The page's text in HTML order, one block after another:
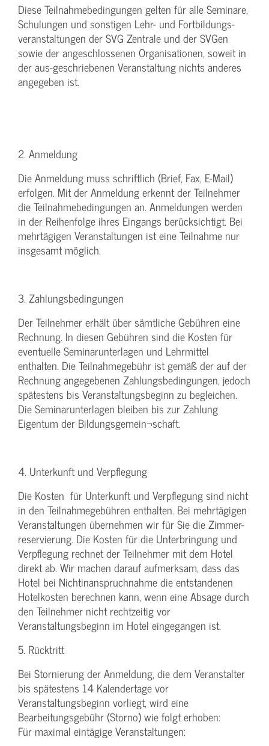
Diese Teilnahmebedingungen gelten für alle Seminare,
Schulungen und sonstigen Lehr- und Fortbildungs-
veranstaltungen der SVG Zentrale und der SVGen
sowie der angeschlossenen Organisationen, soweit in
der aus-geschriebenen Veranstaltung nichts anderes
angegeben ist.
2. Anmeldung
Die Anmeldung muss schriftlich (Brief, Fax, E-Mail)
erfolgen. Mit der Anmeldung erkennt der Teilnehmer
die Teilnahmebedingungen an. Anmeldungen werden
in der Reihenfolge ihres Eingangs berücksichtigt. Bei
mehrtägigen Veranstaltungen ist eine Teilnahme nur
insgesamt möglich.
3. Zahlungsbedingungen
Der Teilnehmer erhält über sämtliche Gebühren eine
Rechnung. In diesen Gebühren sind die Kosten für
eventuelle Seminarunterlagen und Lehrmittel
enthalten. Die Teilnahmegebühr ist gemäß der auf der
Rechnung angegebenen Zahlungsbedingungen, jedoch
spätestens bis Veranstaltungsbeginn zu begleichen.
Die Seminarunterlagen bleiben bis zur Zahlung
Eigentum der Bildungsgemein¬schaft.
4. Unterkunft und Verpflegung
Die Kosten für Unterkunft und Verpflegung sind nicht
in den Teilnahmegebühren enthalten. Bei mehrtägigen
Veranstaltungen übernehmen wir für Sie die Zimmer-
reservierung. Die Kosten für die Unterbringung und
Verpflegung rechnet der Teilnehmer mit dem Hotel
direkt ab. Wir machen darauf aufmerksam, dass das
Hotel bei Nichtinanspruchnahme die entstandenen
Hotelkosten berechnen kann, wenn eine Absage durch
den Teilnehmer nicht rechtzeitig vor
Veranstaltungsbeginn im Hotel eingegangen ist.
5. Rücktritt
Bei Stornierung der Anmeldung, die dem Veranstalter
bis spätestens 14 Kalendertage vor
Veranstaltungsbeginn vorliegt, wird eine
Bearbeitungsgebühr (Storno) wie folgt erhoben:
Für maximal eintägige Veranstaltungen: